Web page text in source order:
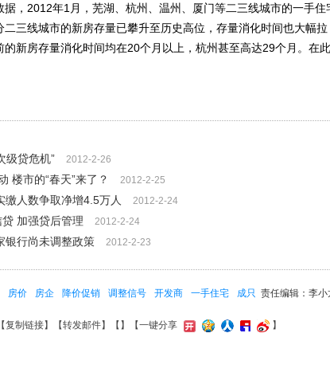
2012年1月，芜湖、杭州、温州、厦门等二三线城市的一手住
三线城市的新房存量已攀升至历史高位，存量消化时间也大幅拉
新房存量消化时间均在20个月以上，杭州甚至高达29个月。在
级贷危机”
2012-2-26
楼市的“春天”来了？ 2012-2-25
人数争取净增4.5万人 2012-2-24
加强贷后管理 2012-2-24
银行尚未调整政策 2012-2-23
责任编辑：李小
房价 房企 降价促销 调整信号 开发商 一手住宅 成只
复制链接】【转发邮件】【 】 【一键分享 】